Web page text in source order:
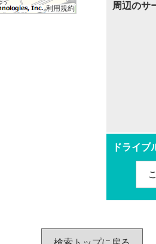
利用規約 周辺のサ
ドライブ